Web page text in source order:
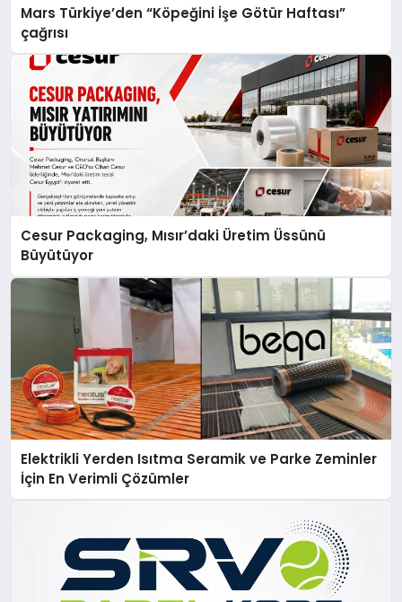
Mars Türkiye’den “Köpeğini İşe Götür Haftası”
çağrısı
Cesur Packaging, Mısır’daki Üretim Üssünü
Büyütüyor
Elektrikli Yerden Isıtma Seramik ve Parke Zeminler
İçin En Verimli Çözümler